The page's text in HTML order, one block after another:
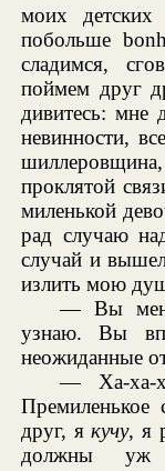
моих
побольше
сладимся,
поймем друг
дивитесь: мне
невинности,
проклятой
миленькой
рад случаю
случай и
излить мою
— Вы
узнаю. Вы
неожиданные
— Ха-ха-
Премиленькое
друг, якучу, я
должны уж